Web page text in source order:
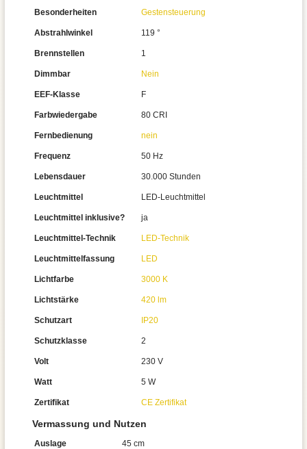
Besonderheiten Gestensteuerung
Abstrahlwinkel 119 °
Brennstellen 1
Dimmbar Nein
EEF-Klasse F
Farbwiedergabe 80 CRI
Fernbedienung nein
Frequenz 50 Hz
Lebensdauer 30.000 Stunden
Leuchtmittel LED-Leuchtmittel
Leuchtmittel inklusive? ja
Leuchtmittel-Technik LED-Technik
Leuchtmittelfassung LED
Lichtfarbe 3000 K
Lichtstärke 420 lm
Schutzart IP20
Schutzklasse 2
Volt 230 V
Watt 5 W
Zertifikat CE Zertifikat
Vermassung und Nutzen
Auslage 45 cm